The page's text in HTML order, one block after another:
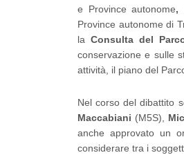
e Province autonome,
Province autonome di
laConsulta del
conservazione e sulle
attività, il piano del
Nel corso del dibattito
Maccabiani (M5S),
anche approvato un
considerare tra i